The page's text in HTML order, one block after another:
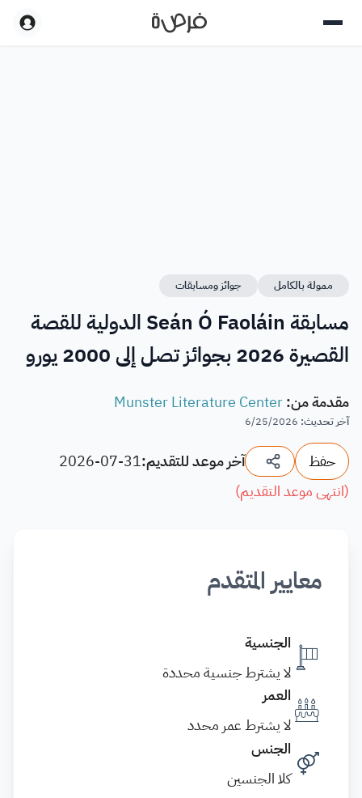
ممولة بالكامل جوائز ومسابقات
مسابقة Seán Ó Faoláin الدولية للقصة
القصيرة 2026 بجوائز تصل إلى 2000 يورو
مقدمة من:
Munster Literature Center
آخر تحديث:
6/25/2026
حفظ آخر موعد للتقديم:2026-07-31
(انتهى موعد التقديم)
معايير المتقدم
الجنسية
لا يشترط جنسية محددة
العمر
لا يشترط عمر محدد
الجنس
كلا الجنسين